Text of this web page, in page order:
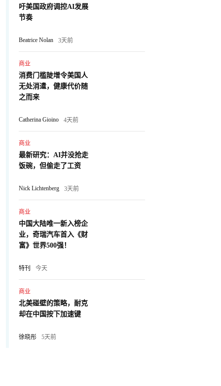
吁美国政府调控AI发展
节奏
Beatrice Nolan 3天前
商业
消费门槛陡增令美国人
无处消遣，健康代价随
之而来
Catherina Gioino 4天前
商业
最新研究：AI并没抢走
饭碗，但偷走了工资
Nick Lichtenberg 3天前
商业
中国大陆唯一新入榜企
业，奇瑞汽车首入《财
富》世界500强！
特刊 今天
商业
北美碰壁的策略，耐克
却在中国按下加速键
徐晓彤 5天前